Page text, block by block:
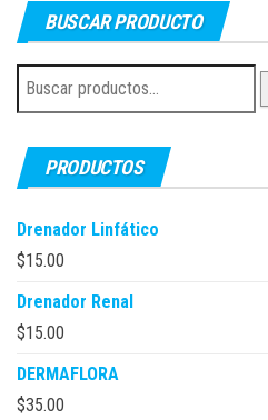
BUSCAR PRODUCTO
Buscar
por:
PRODUCTOS
Drenador Linfático
$15.00
Drenador Renal
$15.00
DERMAFLORA
$35.00